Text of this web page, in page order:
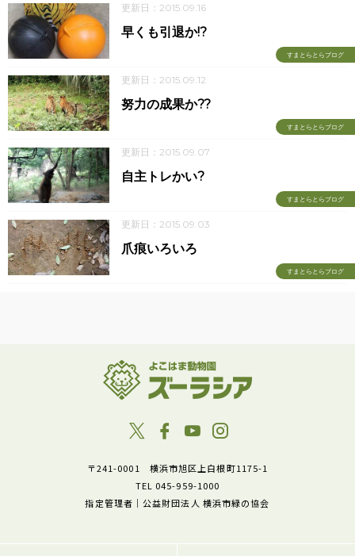
更新日：2015.09.16
すまとらとらブログ
早くも引退か!?
更新日：2015.09.12
すまとらとらブログ
努力の成果か??
更新日：2015.09.07
すまとらとらブログ
自主トレかい?
更新日：2015.09.03
すまとらとらブログ
爪痕いろいろ
〒241-0001 横浜市旭区上白根町1175-1
TEL 045-959-1000
指定管理者｜公益財団法人 横浜市緑の協会